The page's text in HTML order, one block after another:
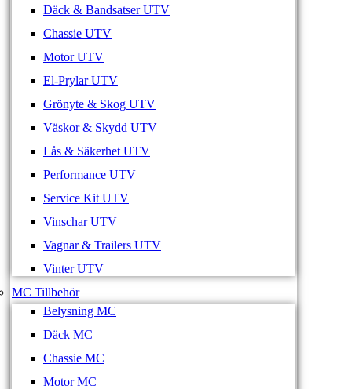
Däck & Bandsatser UTV
Chassie UTV
Motor UTV
El-Prylar UTV
Grönyte & Skog UTV
Väskor & Skydd UTV
Lås & Säkerhet UTV
Performance UTV
Service Kit UTV
Vinschar UTV
Vagnar & Trailers UTV
Vinter UTV
MC Tillbehör
Belysning MC
Däck MC
Chassie MC
Motor MC